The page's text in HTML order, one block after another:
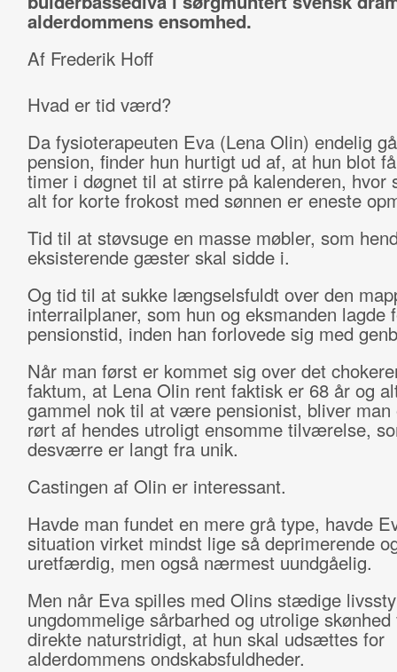
alderdommens ensomhed.
Af Frederik Hoff
Hvad er tid værd?
Da fysioterapeuten Eva (Lena Olin) endelig
pension, finder hun hurtigt ud af, at hun blot
timer i døgnet til at stirre på kalenderen, hvor
alt for korte frokost med sønnen er eneste
Tid til at støvsuge en masse møbler, som
eksisterende gæster skal sidde i.
Og tid til at sukke længselsfuldt over den
interrailplaner, som hun og eksmanden lagde
pensionstid, inden han forlovede sig med
Når man først er kommet sig over det
faktum, at Lena Olin rent faktisk er 68 år og
gammel nok til at være pensionist, bliver man
rørt af hendes utroligt ensomme tilværelse,
desværre er langt fra unik.
Castingen af Olin er interessant.
Havde man fundet en mere grå type, havde
situation virket mindst lige så deprimerende
uretfærdig, men også nærmest uundgåelig.
Men når Eva spilles med Olins stædige
ungdommelige sårbarhed og utrolige
direkte naturstridigt, at hun skal udsættes for
alderdommens ondskabsfuldheder.